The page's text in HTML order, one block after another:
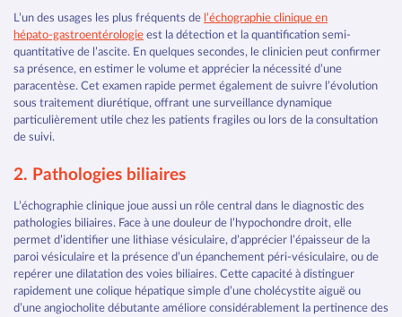
L’un des usages les plus fréquents de l’échographie clinique en
hépato‑gastroentérologie est la détection et la quantification semi-
quantitative de l’ascite. En quelques secondes, le clinicien peut confirmer
sa présence, en estimer le volume et apprécier la nécessité d’une
paracentèse. Cet examen rapide permet également de suivre l’évolution
sous traitement diurétique, offrant une surveillance dynamique
particulièrement utile chez les patients fragiles ou lors de la consultation
de suivi.
2. Pathologies biliaires
L’échographie clinique joue aussi un rôle central dans le diagnostic des
pathologies biliaires. Face à une douleur de l’hypochondre droit, elle
permet d’identifier une lithiase vésiculaire, d’apprécier l’épaisseur de la
paroi vésiculaire et la présence d’un épanchement péri-vésiculaire, ou de
repérer une dilatation des voies biliaires. Cette capacité à distinguer
rapidement une colique hépatique simple d’une cholécystite aiguë ou
d’une angiocholite débutante améliore considérablement la pertinence des